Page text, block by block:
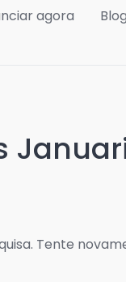
agora Blog
Tente